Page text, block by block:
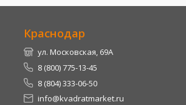
Краснодар
ул. Московская, 69А
8 (800) 775-13-45
8 (804) 333-06-50
info@kvadratmarket.ru